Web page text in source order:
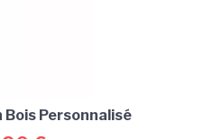
Bois Personnalisé